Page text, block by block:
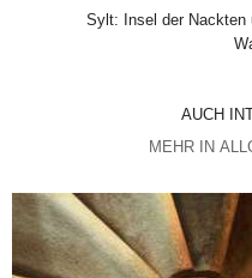
Sylt: Insel der Nackten
AUCH
MEHR IN